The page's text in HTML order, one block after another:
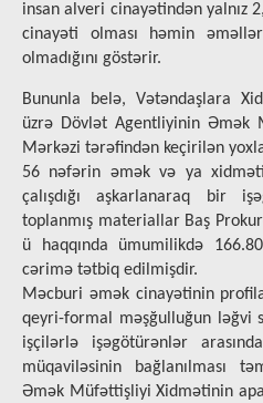
insan alveri cinayətindən yalnız
cinayəti olması həmin
olmadığını göstərir.
Bununla belə, Vətəndaşlara
üzrə Dövlət Agentliyinin Əmək
Mərkəzi tərəfindən keçirilən
56 nəfərin əmək və ya
çalışdığı aşkarlanaraq bir
toplanmış materiallar Baş
ü haqqında ümumilikdə
cərimə tətbiq edilmişdir.
Məcburi əmək cinayətinin
qeyri-formal məşğulluğun ləğvi
işçilərlə işəgötürənlər
müqaviləsinin bağlanılması
Əmək Müfəttişliyi Xidmətinin